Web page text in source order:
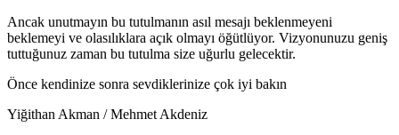
Ancak unutmayın bu tutulmanın asıl mesajı beklenmeyeni
beklemeyi ve olasılıklara açık olmayı öğütlüyor. Vizyonunuzu geniş
tuttuğunuz zaman bu tutulma size uğurlu gelecektir.
Önce kendinize sonra sevdiklerinize çok iyi bakın
Yiğithan Akman / Mehmet Akdeniz